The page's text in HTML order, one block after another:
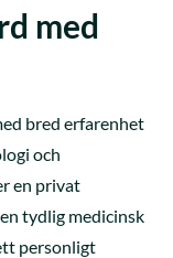
med
bred erfarenhet
och
en privat
tydlig medicinsk
personligt